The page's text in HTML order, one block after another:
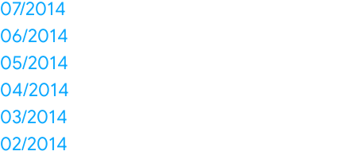
07/2014
06/2014
05/2014
04/2014
03/2014
02/2014